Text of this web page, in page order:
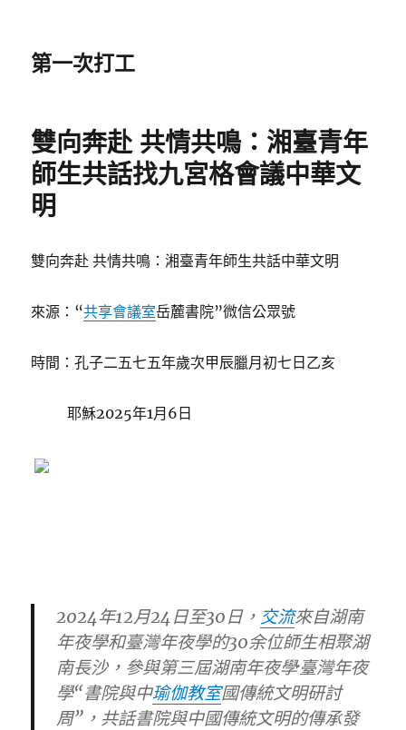
第一次打工
雙向奔赴 共情共鳴：湘臺青年
師生共話找九宮格會議中華文
明
雙向奔赴 共情共鳴：湘臺青年師生共話中華文明
來源：“共享會議室岳麓書院”微信公眾號
時間：孔子二五七五年歲次甲辰臘月初七日乙亥
耶穌2025年1月6日
2024年12月24日至30日， 交流來自湖南
年夜學和臺灣年夜學的30余位師生相聚湖
南長沙，參與第三屆湖南年夜學·臺灣年夜
學“書院與中瑜伽教室國傳統文明研討
周”，共話書院與中國傳統文明的傳承發